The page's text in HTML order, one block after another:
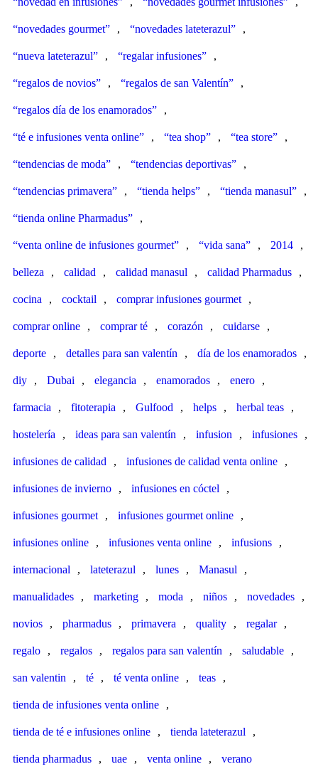
“novedades gourmet” , “novedades lateterazul” ,
“nueva lateterazul” , “regalar infusiones” ,
“regalos de novios” , “regalos de san Valentín” ,
“regalos día de los enamorados” ,
“té e infusiones venta online” , “tea shop” , “tea store” ,
“tendencias de moda” , “tendencias deportivas” ,
“tendencias primavera” , “tienda helps” , “tienda manasul” ,
“tienda online Pharmadus” ,
“venta online de infusiones gourmet” , “vida sana” , 2014 ,
belleza , calidad , calidad manasul , calidad Pharmadus ,
cocina , cocktail , comprar infusiones gourmet ,
comprar online , comprar té , corazón , cuidarse ,
deporte , detalles para san valentín , día de los enamorados ,
diy , Dubai , elegancia , enamorados , enero ,
farmacia , fitoterapia , Gulfood , helps , herbal teas ,
hostelería , ideas para san valentín , infusion , infusiones ,
infusiones de calidad , infusiones de calidad venta online ,
infusiones de invierno , infusiones en cóctel ,
infusiones gourmet , infusiones gourmet online ,
infusiones online , infusiones venta online , infusions ,
internacional , lateterazul , lunes , Manasul ,
manualidades , marketing , moda , niños , novedades ,
novios , pharmadus , primavera , quality , regalar ,
regalo , regalos , regalos para san valentín , saludable ,
san valentin , té , té venta online , teas ,
tienda de infusiones venta online ,
tienda de té e infusiones online , tienda lateterazul ,
tienda pharmadus , uae , venta online , verano